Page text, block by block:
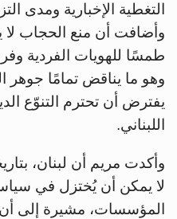
التغطية الإخبارية ومدى
وأضافت أن منع الحجاب لا
طمسًا للهويات الفردية
وهو ما يناقض تمامًا جوهر
يفترض أن تحترم التنوّع
اللبناني.
وأكدت مريم أن لبنان،
لا يمكن أن يُختزل في
المؤسسات، مشيرة إلى أن